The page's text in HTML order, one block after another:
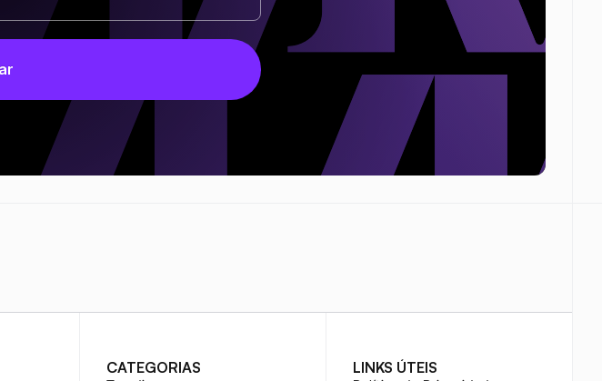
CATEGORIAS LINKS ÚTEIS